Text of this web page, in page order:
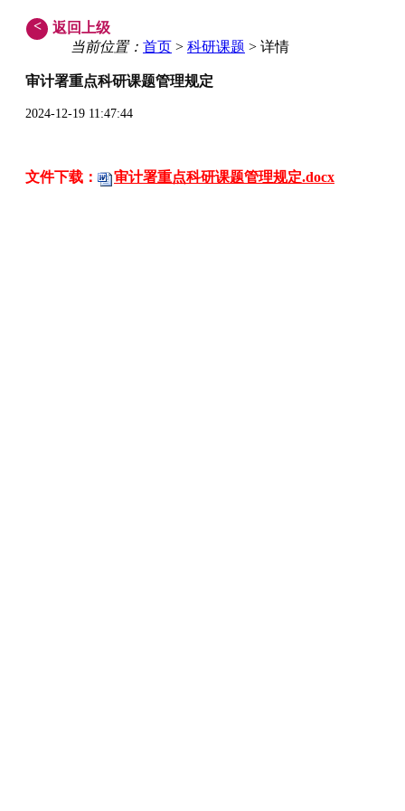
<
返回上级
当前位置： 首页 > 科研课题 > 详情
审计署重点科研课题管理规定
2024-12-19 11:47:44
文件下载： 审计署重点科研课题管理规定.docx